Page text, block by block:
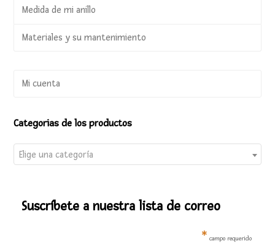
Medida de mi anillo
Materiales y su mantenimiento
Mi cuenta
Categorias de los productos
Elige una categoría
Suscríbete a nuestra lista de correo
* campo requerido